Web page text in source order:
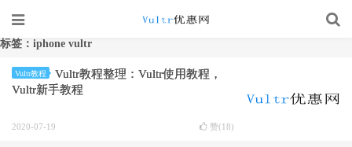
标签：iphone vultr
Vultr教程
Vultr教程整理：Vultr使用教程，
Vultr新手教程
2020-07-19 赞(18)